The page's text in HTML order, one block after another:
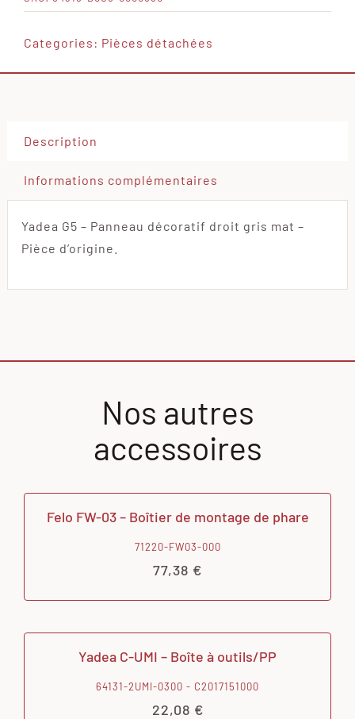
décoratif
mat
Categories: Pièces détachées
Description
Informations complémentaires
Yadea G5 – Panneau décoratif droit gris mat –
Pièce d’origine.
Nos autres
accessoires
Felo FW-03 – Boîtier de montage de phare
71220-FW03-000
77,38 €
Yadea C-UMI – Boîte à outils/PP
64131-2UMI-0300 - C2017151000
22,08 €